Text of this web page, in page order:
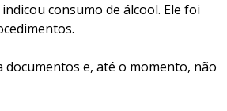
consumo de álcool. Ele foi
documentos e, até o momento, não